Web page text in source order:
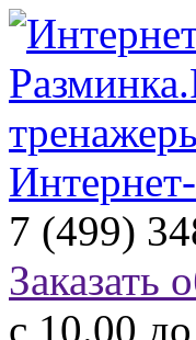
7 (499)
Заказать
с 10.00